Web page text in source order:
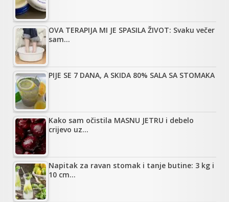
OVA TERAPIJA MI JE SPASILA ŽIVOT: Svaku večer
sam…
PIJE SE 7 DANA, A SKIDA 80% SALA SA STOMAKA
Kako sam očistila MASNU JETRU i debelo
crijevo uz…
Napitak za ravan stomak i tanje butine: 3 kg i
10 cm…